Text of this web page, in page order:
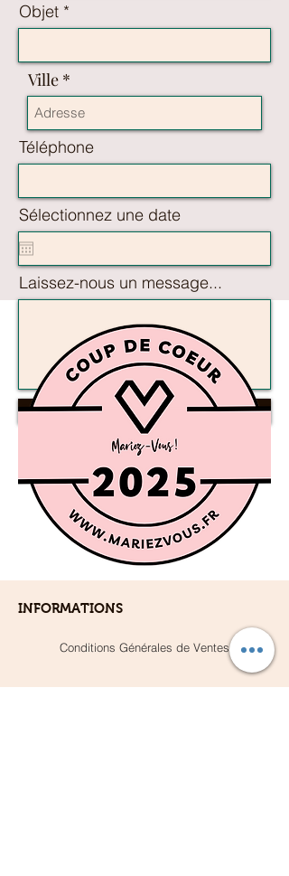
Objet
Ville
Téléphone
Sélectionnez une date
Laissez-nous un message...
Envoyer
INFORMATIONS
Conditions Générales de Ventes